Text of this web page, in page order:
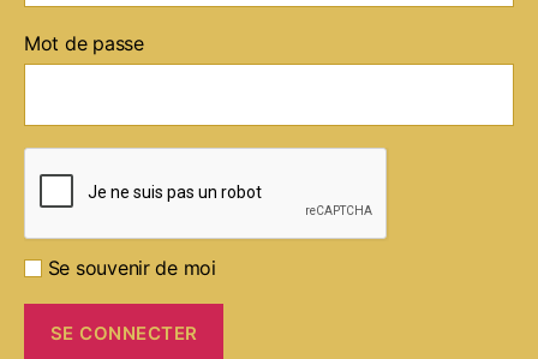
Mot de passe
Se souvenir de moi